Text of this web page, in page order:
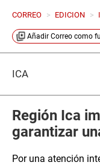
CORREO > EDICION >
Añadir Correo como
ICA
Región Ica
garantizar
Por una atención